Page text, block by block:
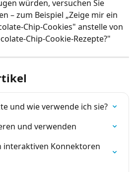
würden, versuchen Sie
– zum Beispiel „Zeige mir ein
Chip-Cookies" anstelle von
Chip-Cookie-Rezepte?"
und wie verwende ich sie?
und verwenden
interaktiven Konnektoren